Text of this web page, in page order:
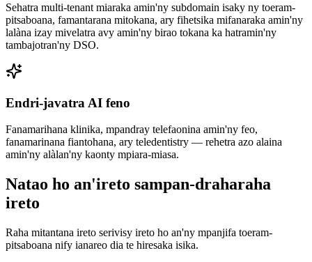
Sehatra multi-tenant miaraka amin'ny subdomain isaky ny toeram-
pitsaboana, famantarana mitokana, ary fihetsika mifanaraka amin'ny
lalàna izay mivelatra avy amin'ny birao tokana ka hatramin'ny
tambajotran'ny DSO.
Endri-javatra AI feno
Fanamarihana klinika, mpandray telefaonina amin'ny feo,
fanamarinana fiantohana, ary teledentistry — rehetra azo alaina
amin'ny alàlan'ny kaonty mpiara-miasa.
Natao ho an'ireto sampan-draharaha
ireto
Raha mitantana ireto serivisy ireto ho an'ny mpanjifa toeram-
pitsaboana nify ianareo dia te hiresaka isika.